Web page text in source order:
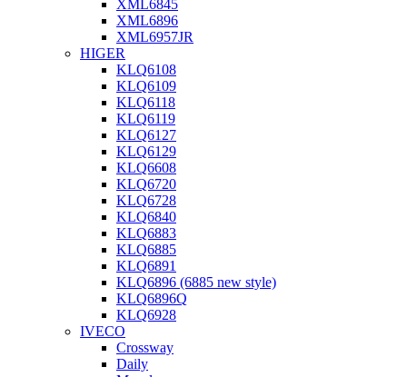
XML6845
XML6896
XML6957JR
HIGER
KLQ6108
KLQ6109
KLQ6118
KLQ6119
KLQ6127
KLQ6129
KLQ6608
KLQ6720
KLQ6728
KLQ6840
KLQ6883
KLQ6885
KLQ6891
KLQ6896 (6885 new style)
KLQ6896Q
KLQ6928
IVECO
Crossway
Daily